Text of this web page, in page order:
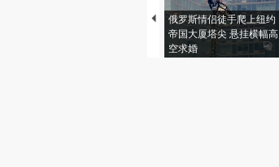
俄罗斯情侣徒手爬上纽约
帝国大厦塔尖 悬挂横幅高
空求婚